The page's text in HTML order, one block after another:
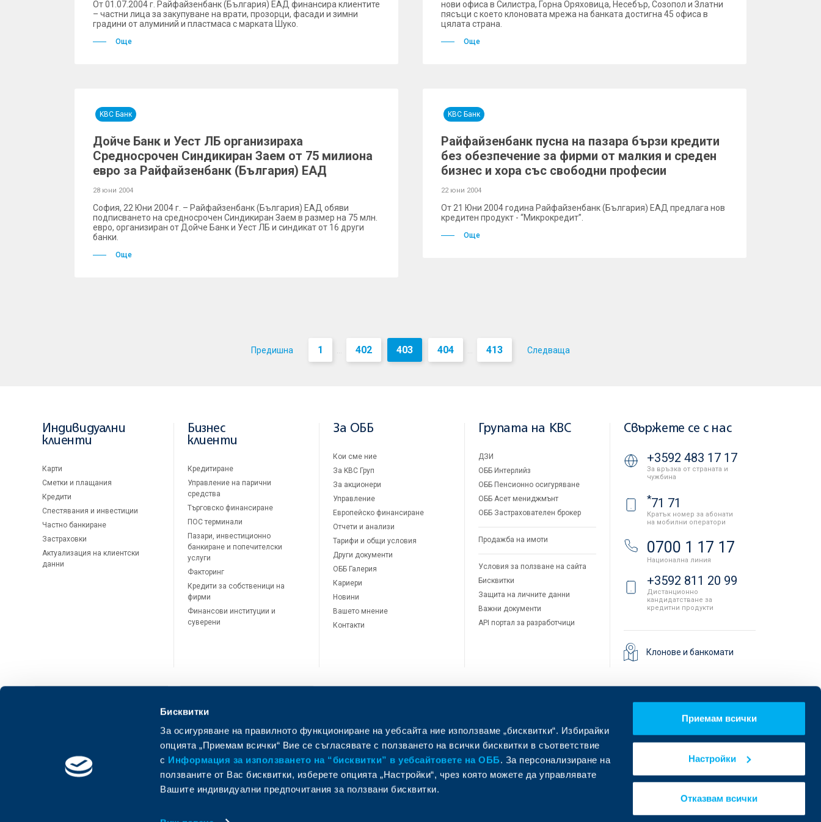
Бисквитки
За осигуряване на правилното функциониране на уебсайта ние използваме „бисквитки“. Избирайки
опцията „Приемам всички“ Вие се съгласявате с ползването на всички бисквитки в съответствие
с Информация за използването на “бисквитки” в уебсайтовете на ОББ. За персонализиране на
ползваните от Вас бисквитки, изберете опцията „Настройки“, чрез която можете да управлявате
Вашите индивидуални предпочитания за ползвани бисквитки.
Приемам всички
Настройки
Отказвам всички
От 01.07.2004 г. Райфайзенбанк (България) ЕАД финансира клиентите
– частни лица за закупуване на врати, прозорци, фасади и зимни
градини от алуминий и пластмаса с марката Шуко.
Още
нови офиса в Силистра, Горна Оряховица, Несебър, Созопол и Златни
пясъци с което клоновата мрежа на банката достигна 45 офиса в
цялата страна.
Още
KBC Банк
Дойче Банк и Уест ЛБ организираха
Средносрочен Синдикиран Заем от 75 милиона
евро за Райфайзенбанк (България) ЕАД
28 юни 2004
София, 22 Юни 2004 г. – Райфайзенбанк (България) ЕАД обяви
подписването на средносрочен Синдикиран Заем в размер на 75 млн.
евро, организиран от Дойче Банк и Уест ЛБ и синдикат от 16 други
банки.
Още
KBC Банк
Райфайзенбанк пусна на пазара бързи кредити
без обезпечение за фирми от малкия и среден
бизнес и хора със свободни професии
22 юни 2004
От 21 Юни 2004 година Райфайзенбанк (България) ЕАД предлага нов
кредитен продукт - “Микрокредит”.
Още
Предишна 1 ... 402 403 404 ... 413 Следваща
Индивидуални
клиенти
Карти
Сметки и плащания
Кредити
Спестявания и инвестиции
Частно банкиране
Застраховки
Актуализация на клиентски
данни
Бизнес
клиенти
Кредитиране
Управление на парични
средства
Търговско финансиране
ПОС терминали
Пазари, инвестиционно
банкиране и попечителски
услуги
Факторинг
Кредити за собственици на
фирми
Финансови институции и
суверени
За ОББ
Кои сме ние
За KBC Груп
За акционери
Управление
Европейско финансиране
Отчети и анализи
Тарифи и общи условия
Други документи
ОББ Галерия
Кариери
Новини
Вашето мнение
Контакти
Групата на KBC
ДЗИ
ОББ Интерлийз
ОББ Пенсионно осигуряване
ОББ Асет мениджмънт
ОББ Застрахователен брокер
Продажба на имоти
Условия за ползване на сайта
Бисквитки
Защита на личните данни
Важни документи
API портал за разработчици
Свържете се с нас
+3592 483 17 17
За връзка от страната и
чужбина
*71 71
Кратък номер за абонати
на мобилни оператори
0700 1 17 17
Национална линия
+3592 811 20 99
Дистанционно
кандидатстване за
кредитни продукти
Клонове и банкомати
ОББ Мобайл
Намерете ни в социалните мрежи: